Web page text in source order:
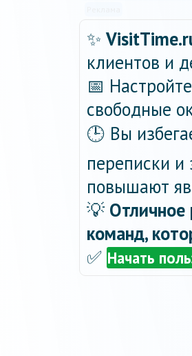
✨
клиентов и
📅
свободные
🕒 Вы
переписки и
повышают
💡 Отличное
команд,
✅ Начать